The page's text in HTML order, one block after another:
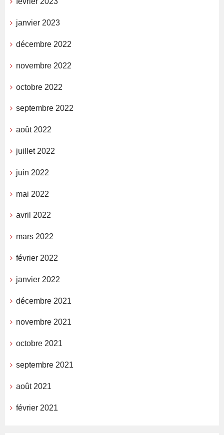
janvier 2023
décembre 2022
novembre 2022
octobre 2022
septembre 2022
août 2022
juillet 2022
juin 2022
mai 2022
avril 2022
mars 2022
février 2022
janvier 2022
décembre 2021
novembre 2021
octobre 2021
septembre 2021
août 2021
février 2021